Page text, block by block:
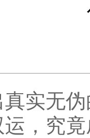
实无
，究